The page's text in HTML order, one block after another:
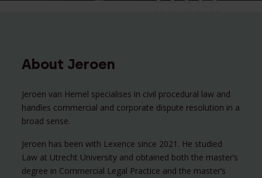
About Jeroen
Jeroen van Hemel specialises in civil procedural law and
handles commercial and corporate dispute resolution in a
broad sense.
Jeroen has been with Lexence since 2021. He studied
Law at Utrecht University and obtained both the master’s
degree in Commercial Legal Practice and the master’s